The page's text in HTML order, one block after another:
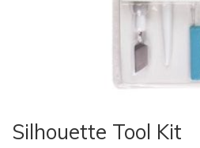
Silhouette Tool Kit